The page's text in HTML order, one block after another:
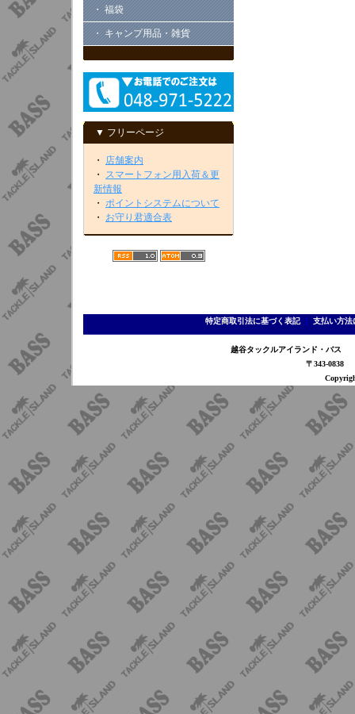
・ 福袋
・ キャンプ用品・雑貨
▼ フリーページ
・ 店舗案内
・ スマートフォン用入荷＆更
新情報
・ ポイントシステムについて
・ お守り君適合表
特定商取引法に基づく表記｜ 支払い方法
越谷タックルアイランド・バ
〒343-0838